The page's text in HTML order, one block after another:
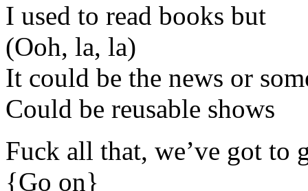
I used to read books but
(Ooh, la, la)
It could be the news or
Could be reusable shows
Fuck all that, we’ve got to
{Go on}